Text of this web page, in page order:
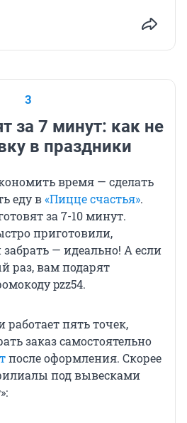
3
за 7 минут: как не
в праздники
время — сделать
еду в«Пицце счастья».
за 7-10 минут.
приготовили,
— идеально! А если
раз, вам подарят
pzz54.
пять точек,
заказ самостоятельно
после оформления. Скорее
под вывесками